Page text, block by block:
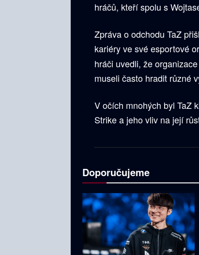
hráčů, kteří spolu s
Zpráva o odchodu TaZ
kariéry ve své esportové
hráči uvedli, že
museli často hradit různé
V očích mnohých byl TaZ
Strike a jeho vliv na její
Doporučujeme